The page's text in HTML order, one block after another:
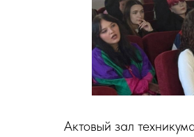
Актовый зал